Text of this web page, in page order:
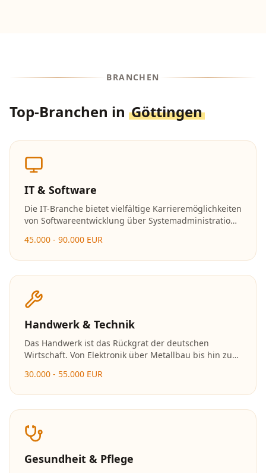
BRANCHEN
Top-Branchen in Göttingen
IT & Software
Die IT-Branche bietet vielfältige Karrieremöglichkeiten
von Softwareentwicklung über Systemadministration
fortschreitenden Digitalisierung wächst der Bedarf an
45.000 - 90.000 EUR
Handwerk & Technik
Das Handwerk ist das Rückgrat der deutschen
Wirtschaft. Von Elektronik über Metallbau bis hin zu
mit exzellenten Zukunftsaussichten und der
30.000 - 55.000 EUR
Gesundheit & Pflege